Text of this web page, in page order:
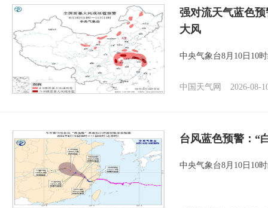
强对流天气蓝色
大风
中央气象台8月10日10
中国天气网 2026-08-
台风蓝色预警：“
中央气象台8月10日10